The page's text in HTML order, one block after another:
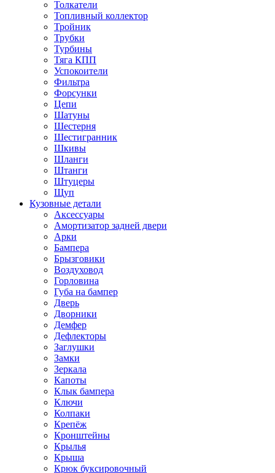
Толкатели
Топливный коллектор
Тройник
Трубки
Турбины
Тяга КПП
Успокоители
Фильтра
Форсунки
Цепи
Шатуны
Шестерня
Шестигранник
Шкивы
Шланги
Штанги
Штуцеры
Щуп
Кузовные детали
Аксессуары
Амортизатор задней двери
Арки
Бампера
Брызговики
Воздуховод
Горловина
Губа на бампер
Дверь
Дворники
Демфер
Дефлекторы
Заглушки
Замки
Зеркала
Капоты
Клык бампера
Ключи
Колпаки
Крепёж
Кронштейны
Крылья
Крыша
Крюк буксировочный